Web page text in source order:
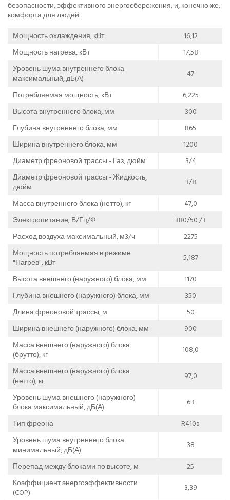
безопасности, эффективного энергосбережения, и, конечно же,
комфорта для людей.
Мощность охлаждения, кВт
16,12
Мощность нагрева, кВт
17,58
Уровень шума внутреннего блока
максимальный, дБ(А)
47
Потребляемая мощность, кВт
6,225
Высота внутреннего блока, мм
300
Глубина внутреннего блока, мм
865
Ширина внутреннего блока, мм
1200
Диаметр фреоновой трассы - Газ, дюйм
3/4
Диаметр фреоновой трассы - Жидкость,
дюйм
3/8
Масса внутреннего блока (нетто), кг
47,0
Электропитание, В/Гц/Ф
380/50 /3
Расход воздуха максимальный, м3/ч
2275
Мощность потребляемая в режиме
"Нагрев", кВт
5,187
Высота внешнего (наружного) блока, мм
1170
Глубина внешнего (наружного) блока, мм
350
Длина фреоновой трассы, м
50
Ширина внешнего (наружного) блока, мм
900
Масса внешнего (наружного) блока
(брутто), кг
108,0
Масса внешнего (наружного) блока
(нетто), кг
97,0
Уровень шума внешнего (наружного)
блока максимальный, дБ(А)
63
Тип фреона
R410a
Уровень шума внутреннего блока
минимальный, дБ(А)
38
Перепад между блоками по высоте, м
25
Коэффициент энергоэффективности
(COP)
3,39